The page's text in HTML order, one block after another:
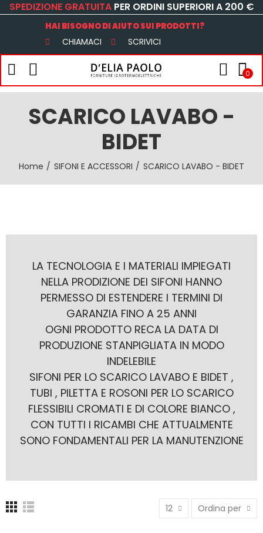
SPEDIZIONE GRATUITA PER ORDINI SUPERIORI A 200 €
HAI BISOGNO DI AIUTO SUI PRODOTTI?
CHIAMACI SCRIVICI
0
SCARICO LAVABO -
BIDET
Home SIFONI E ACCESSORI SCARICO LAVABO - BIDET
LA TECNOLOGIA E I MATERIALI IMPIEGATI
NELLA PRODIZIONE DEI SIFONI HANNO
PERMESSO DI ESTENDERE I TERMINI DI
GARANZIA FINO A 25 ANNI
OGNI PRODOTTO RECA LA DATA DI
PRODUZIONE STANPIGLIATA IN MODO
INDELEBILE
SIFONI PER LO SCARICO LAVABO E BIDET ,
TUBI , PILETTA E ROSONI PER LO SCARICO
FLESSIBILI CROMATI E DI COLORE BIANCO ,
CON TUTTI I RICAMBI CHE ATTUALMENTE
SONO FONDAMENTALI PER LA MANUTENZIONE
12 Ordina per